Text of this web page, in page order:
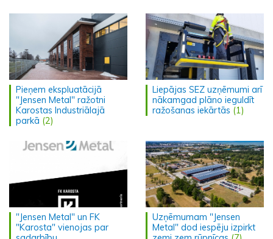
Pieņem ekspluatācijā
"Jensen Metal" ražotni
Karostas Industriālajā
parkā (2)
Liepājas SEZ uzņēmumi arī
nākamgad plāno ieguldīt
ražošanas iekārtās (1)
"Jensen Metal" un FK
"Karosta" vienojas par
Uzņēmumam "Jensen
Metal" dod iespēju izpirkt